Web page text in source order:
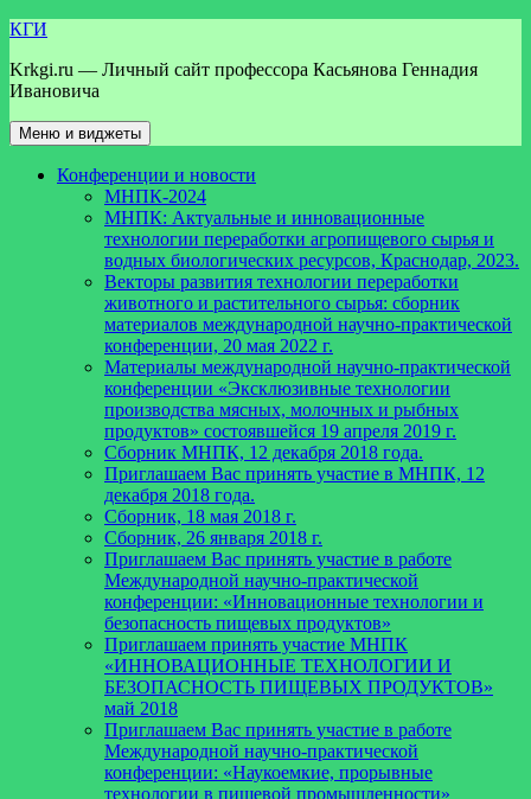
Перейти
содержимому
КГИ
Krkgi.ru — Личный сайт профессора Касьянова Геннадия
Ивановича
Меню и виджеты
Конференции и новости
МНПК-2024
МНПК: Актуальные и инновационные
технологии переработки агропищевого сырья и
водных биологических ресурсов, Краснодар, 2023.
Векторы развития технологии переработки
животного и растительного сырья: сборник
материалов международной научно-практической
конференции, 20 мая 2022 г.
Материалы международной научно-практической
конференции «Эксклюзивные технологии
производства мясных, молочных и рыбных
продуктов» состоявшейся 19 апреля 2019 г.
Сборник МНПК, 12 декабря 2018 года.
Приглашаем Вас принять участие в МНПК, 12
декабря 2018 года.
Сборник, 18 мая 2018 г.
Сборник, 26 января 2018 г.
Приглашаем Вас принять участие в работе
Международной научно-практической
конференции: «Инновационные технологии и
безопасность пищевых продуктов»
Приглашаем принять участие МНПК
«ИННОВАЦИОННЫЕ ТЕХНОЛОГИИ И
БЕЗОПАСНОСТЬ ПИЩЕВЫХ ПРОДУКТОВ»
май 2018
Приглашаем Вас принять участие в работе
Международной научно-практической
конференции: «Наукоемкие, прорывные
технологии в пищевой промышленности»